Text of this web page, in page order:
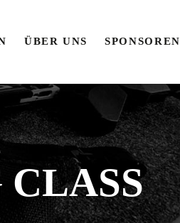
ÜBER UNS SPONSOREN